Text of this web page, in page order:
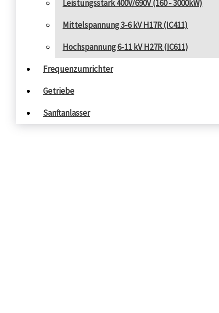
Leistungsstark 400V/690V (160 - 3000kW)
Mittelspannung 3-6 kV H17R (IC411)
Hochspannung 6-11 kV H27R (IC611)
Frequenzumrichter
Getriebe
Sanftanlasser